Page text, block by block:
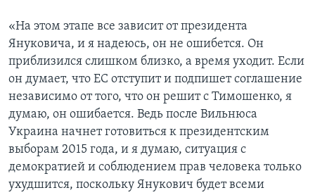
«На этом этапе все зависит от президента
Януковича, и я надеюсь, он не ошибется. Он
приблизился слишком близко, а время уходит. Если
он думает, что ЕС отступит и подпишет соглашение
независимо от того, что он решит с Тимошенко, я
думаю, он ошибается. Ведь после Вильнюса
Украина начнет готовиться к президентским
выборам 2015 года, и я думаю, ситуация с
демократией и соблюдением прав человека только
ухудшится, поскольку Янукович будет всеми